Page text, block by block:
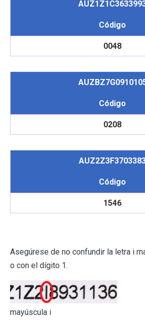
Código
0048
Código
0208
Código
1546
Asegúrese de no confundir la letra i
o con el dígito 1.
mayúscula i